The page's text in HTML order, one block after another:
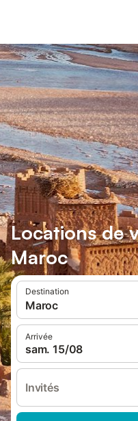
Locations de
Maroc
Destination
Maroc
Arrivée
sam. 15/08
Invités